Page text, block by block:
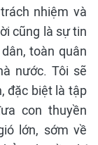
nhiệm và
cũng là sự tin
toàn quân
nước. Tôi sẽ
đặc biệt là tập
con thuyền
lớn, sớm về